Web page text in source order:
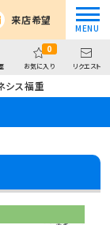
来店希望
0
お気に入り リクエスト
シス福重